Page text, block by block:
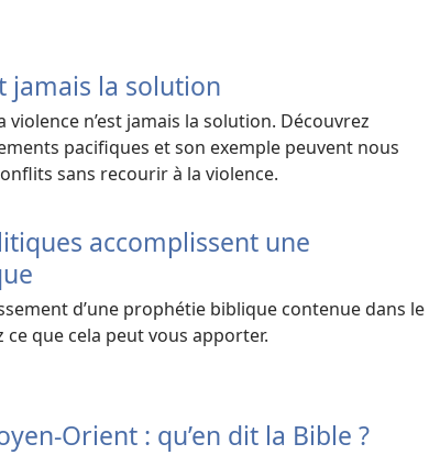
jamais la solution
violence n’est jamais la solution. Découvrez
pacifiques et son exemple peuvent nous
sans recourir à la violence.
accomplissent une
d’une prophétie biblique contenue dans le
ce que cela peut vous apporter.
Orient : qu’en dit la Bible ?